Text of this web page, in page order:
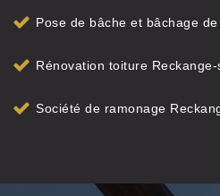
Pose de bâche et bâchage
Rénovation toiture
Société de ramonage